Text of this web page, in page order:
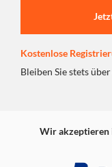
Kostenlose
Bleiben Sie stets
Wir akzeptieren